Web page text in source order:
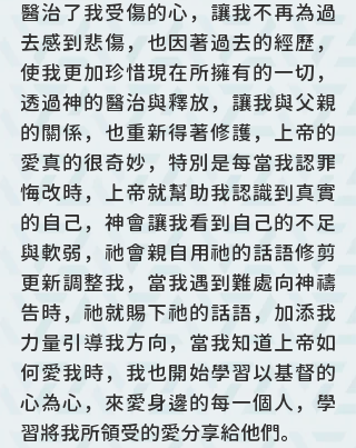
醫治了我受傷的心，讓我不再為過
去感到悲傷，也因著過去的經歷，
使我更加珍惜現在所擁有的一切，
透過神的醫治與釋放，讓我與父親
的關係，也重新得著修護，上帝的
愛真的很奇妙，特別是每當我認罪
悔改時，上帝就幫助我認識到真實
的自己，神會讓我看到自己的不足
與軟弱，祂會親自用祂的話語修剪
更新調整我，當我遇到難處向神禱
告時，祂就賜下祂的話語，加添我
力量引導我方向，當我知道上帝如
何愛我時，我也開始學習以基督的
心為心，來愛身邊的每一個人，學
習將我所領受的愛分享給他們。